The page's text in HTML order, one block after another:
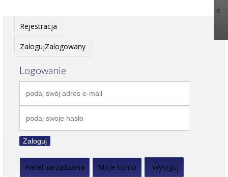
Rejestracja
ZalogujZalogowany
Logowanie
Zaloguj
Panel zarządzania Moje konto Wyloguj